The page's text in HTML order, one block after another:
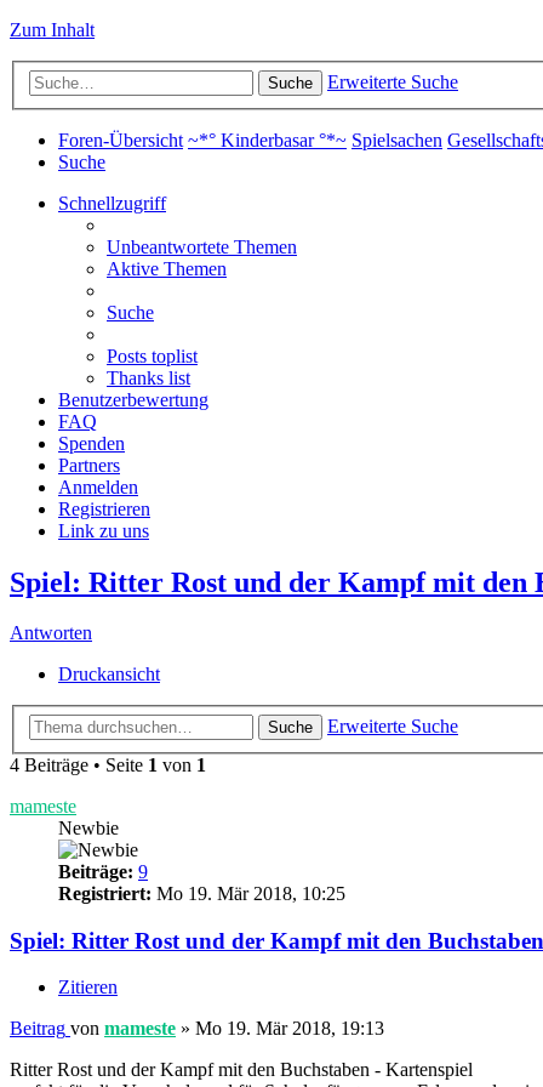
Zum Inhalt
Suche Erweiterte Suche
Foren-Übersicht ~*° Kinderbasar °*~ Spielsachen
Suche
Schnellzugriff
Unbeantwortete Themen
Aktive Themen
Suche
Posts toplist
Thanks list
Benutzerbewertung
FAQ
Spenden
Partners
Anmelden
Registrieren
Link zu uns
Spiel: Ritter Rost und der Kampf mit den
Antworten
Druckansicht
Suche
Erweiterte Suche
4 Beiträge • Seite 1 von 1
mameste
Newbie
Beiträge: 9
Registriert: Mo 19. Mär 2018, 10:25
Spiel: Ritter Rost und der Kampf mit den Buchstaben
Zitieren
Beitrag von mameste » Mo 19. Mär 2018, 19:13
Ritter Rost und der Kampf mit den Buchstaben - Kartenspiel